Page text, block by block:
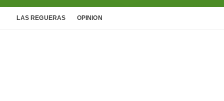
LAS REGUERAS OPINION